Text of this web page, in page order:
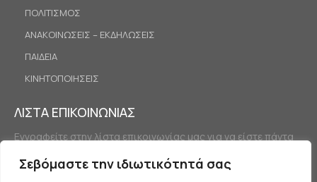
Σεβόμαστε την ιδιωτικότητά σας
ΠΟΛΙΤΙΣΜΟΣ
ΑΝΑΚΟΙΝΩΣΕΙΣ – ΕΚΔΗΛΩΣΕΙΣ
ΠΑΙΔΕΙΑ
ΚΙΝΗΤΟΠΟΙΗΣΕΙΣ
ΛΙΣΤΑ ΕΠΙΚΟΙΝΩΝΙΑΣ
Εγγραφείτε στην λίστα επικοινωνίας μας για να είστε πάντα